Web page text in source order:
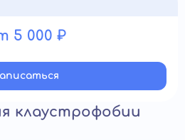
5 000 ₽
клаустрофобии